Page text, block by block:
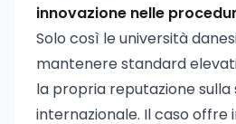
innovazione nelle
Solo così le università
mantenere standard
la propria reputazione sulla
internazionale. Il caso offre